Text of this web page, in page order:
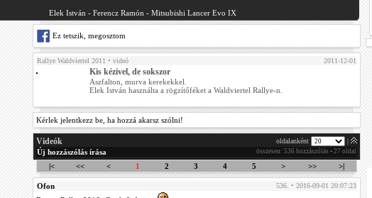
Elek István - Ferencz Ramón - Mitsubishi Lancer Evo IX
Ez tetszik, megosztom
Rallye Waldviertel 2011 • videó 2011-12-01
Kis kézivel, de sokszor
Aszfalton, murva kerekekkel.
Elek István használta a rögzítőféket a Waldviertel Rallye-n.
Kérlek jelentkezz be, ha hozzá akarsz szólni!
Videók oldalanként
Új hozzászólás írása összesen: 536 hozzászólás • 27 oldal
|< << < 1 2 3 4 5 > >> >|
Ofon 536. • 2016-09-01 20:07:23